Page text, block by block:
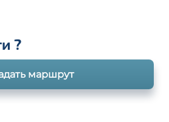
?
маршрут